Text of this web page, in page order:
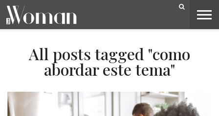
BELEZA
CAPA
LIFESTYLE
MODA
OPINIÃO
PESSOAS
SOCIEDADE
VIDEOS
All posts tagged "como
abordar este tema"